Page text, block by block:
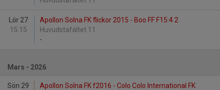
Lör 27
15:15
Apollon Solna FK flickor 2015 - Boo FF F15:4 2
Huvudstafältet 11
-
Mars - 2026
Sön 29
Apollon Solna FK f2016 - Colo Colo International FK